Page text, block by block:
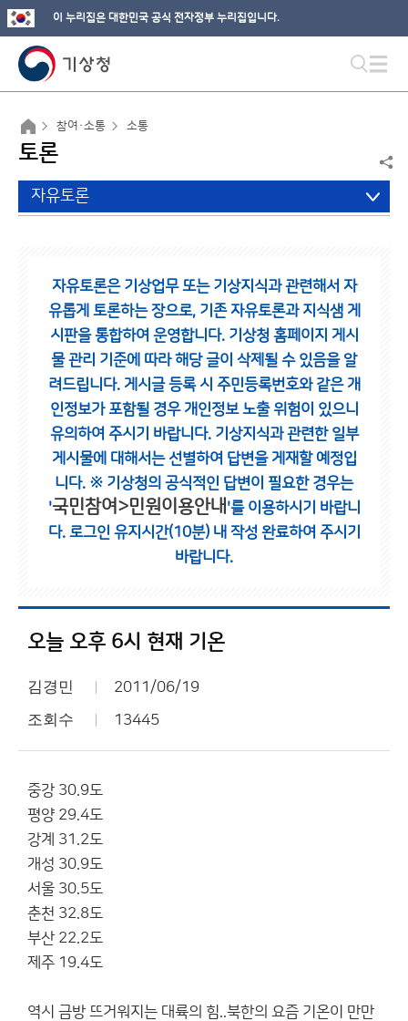
이 누리집은 대한민국 공식 전자정부 누리집입니다.
참여·소통 소통
토론
자유토론
자유토론은 기상업무 또는 기상지식과 관련해서 자
유롭게 토론하는 장으로, 기존 자유토론과 지식샘 게
시판을 통합하여 운영합니다. 기상청 홈페이지 게시
물 관리 기준에 따라 해당 글이 삭제될 수 있음을 알
려드립니다. 게시글 등록 시 주민등록번호와 같은 개
인정보가 포함될 경우 개인정보 노출 위험이 있으니
유의하여 주시기 바랍니다. 기상지식과 관련한 일부
게시물에 대해서는 선별하여 답변을 게재할 예정입
니다. ※ 기상청의 공식적인 답변이 필요한 경우는
'국민참여>민원이용안내 '를 이용하시기 바랍니
다. 로그인 유지시간(10분) 내 작성 완료하여 주시기
바랍니다.
오늘 오후 6시 현재 기온
김경민 2011/06/19
조회수 13445
중강 30.9도
평양 29.4도
강계 31.2도
개성 30.9도
서울 30.5도
춘천 32.8도
부산 22.2도
제주 19.4도
역시 금방 뜨거워지는 대륙의 힘..북한의 요즘 기온이 만만